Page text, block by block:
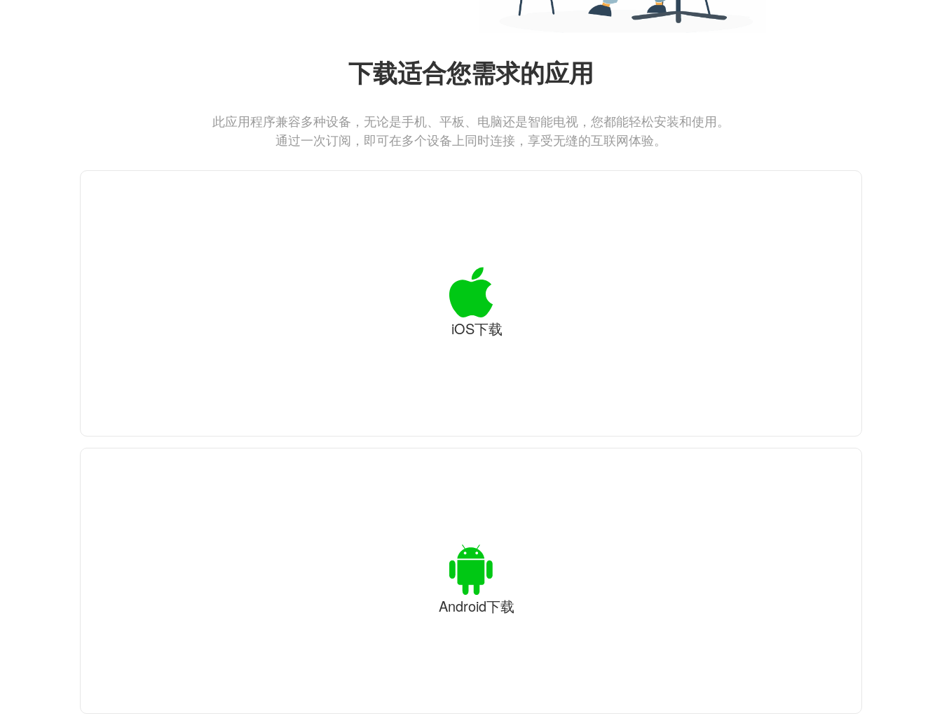
下载适合您需求的应用
此应用程序兼容多种设备，无论是手机、平板、电脑还是智能电视，您都能轻松安装和使用。
通过一次订阅，即可在多个设备上同时连接，享受无缝的互联网体验。
iOS下载
Android下载